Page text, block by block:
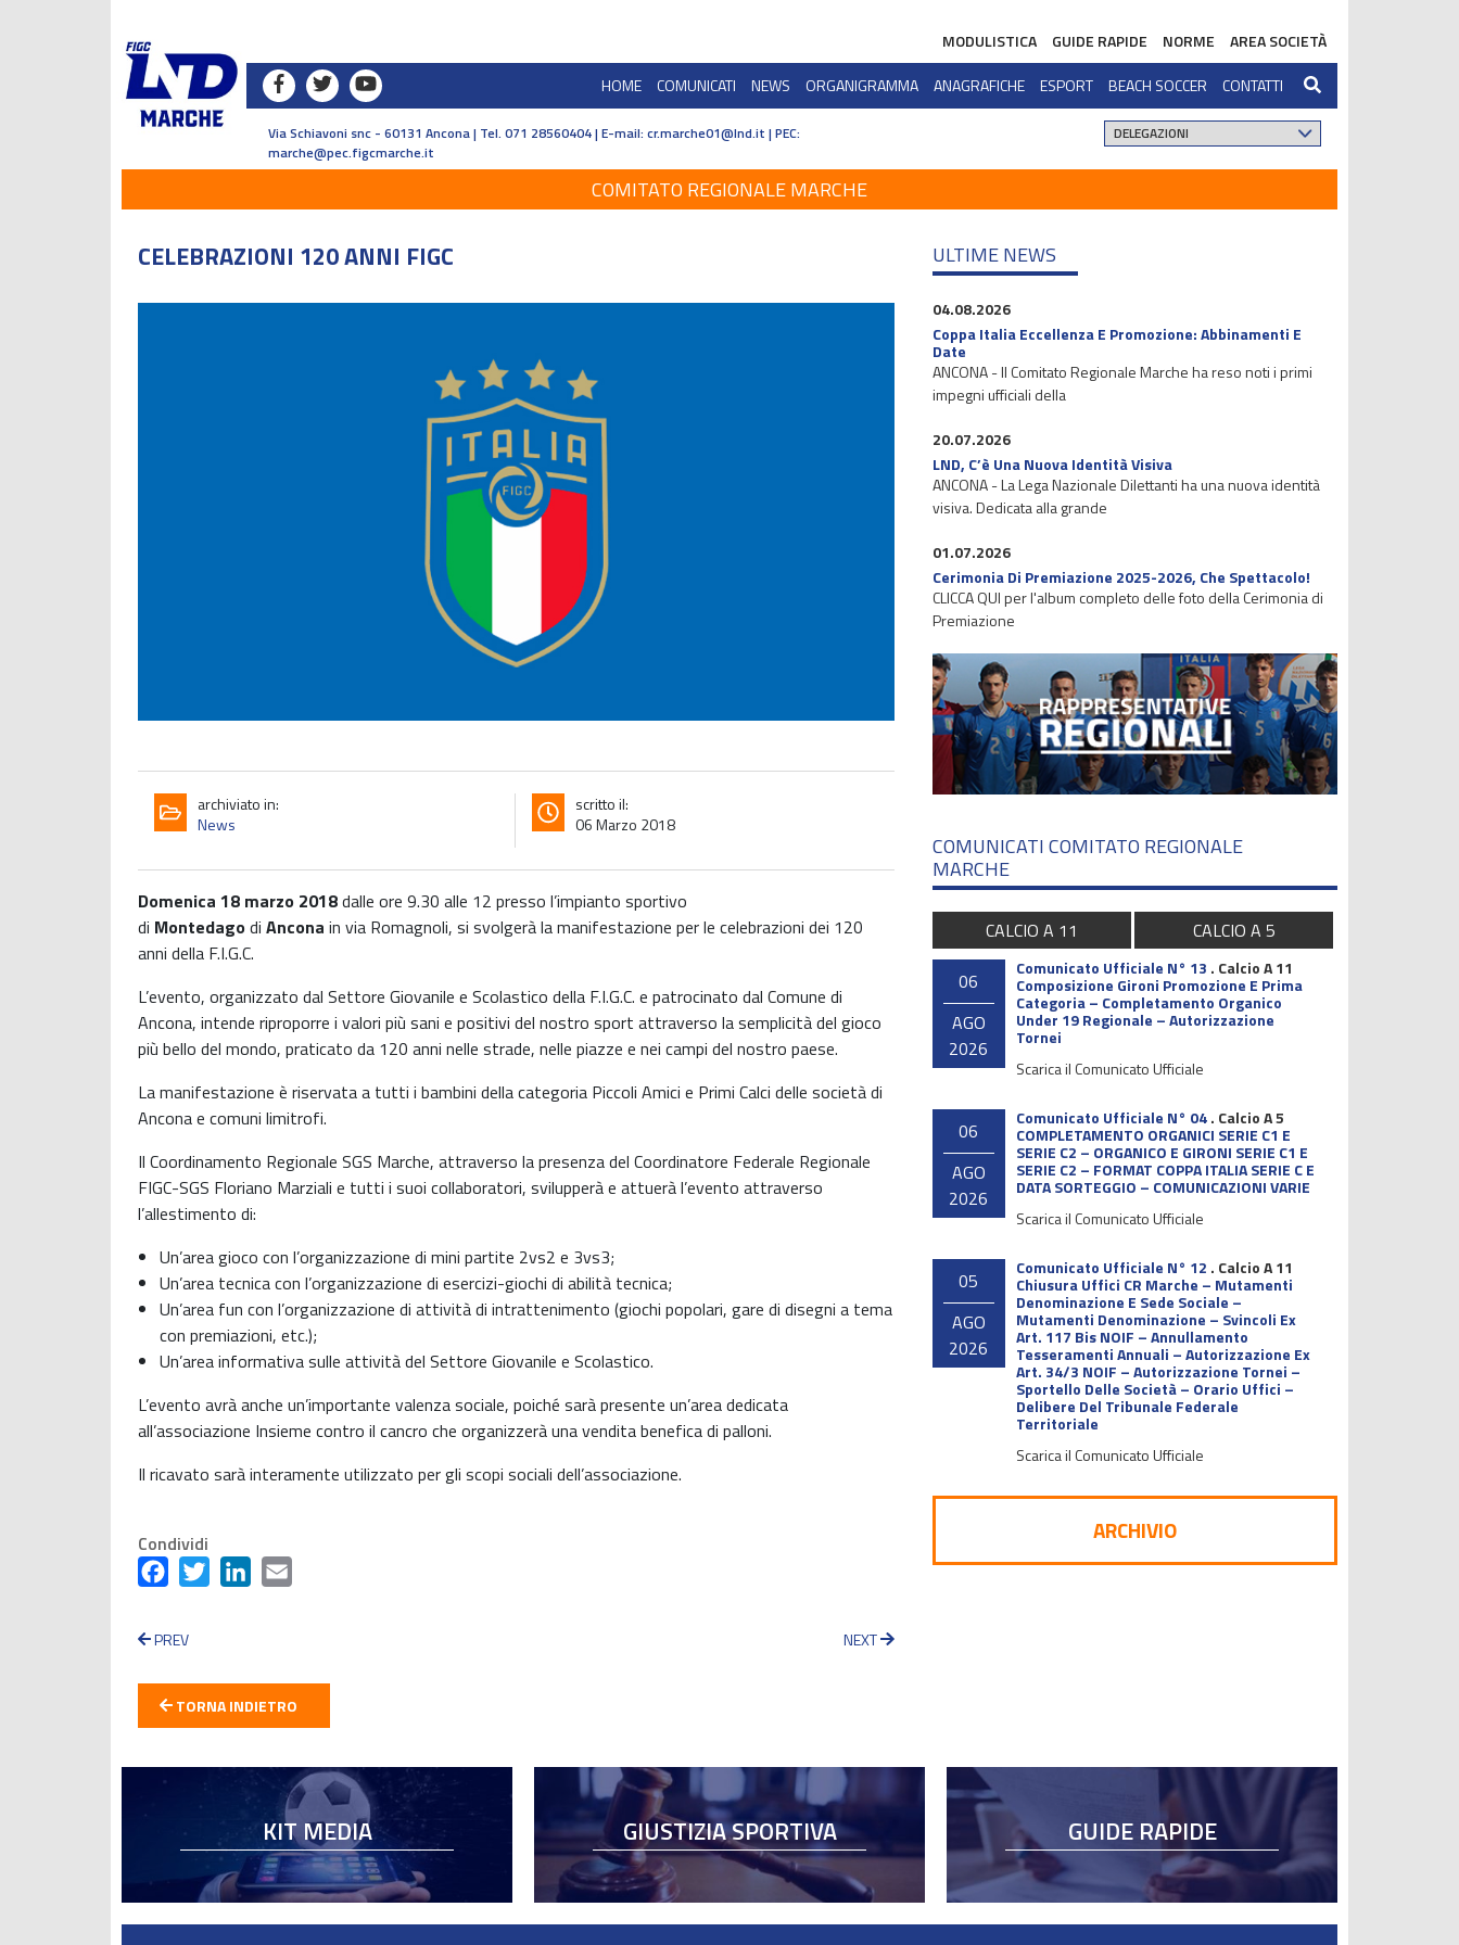
MODULISTICA GUIDE RAPIDE NORME
AREA SOCIETÀ
HOME
COMUNICATI NEWS ORGANIGRAMMA ANAGRAFICHE ESPORT BEACH SOCCER CONTATTI
Via Schiavoni snc - 60131 Ancona | Tel. 071 28560404 | E-mail: cr.marche01@lnd.it | PEC:
marche@pec.figcmarche.it
COMITATO REGIONALE MARCHE
CELEBRAZIONI 120 ANNI FIGC
archiviato in:
News
scritto il:
06 Marzo 2018
Domenica 18 marzo 2018dalle ore 9.30 alle 12 presso l’impianto sportivo
di Montedagodi Ancona in via Romagnoli, si svolgerà la manifestazione per le celebrazioni dei 120
anni della F.I.G.C.
L’evento, organizzato dal Settore Giovanile e Scolastico della F.I.G.C. e patrocinato dal Comune di
Ancona, intende riproporre i valori più sani e positivi del nostro sport attraverso la semplicità del gioco
più bello del mondo, praticato da 120 anni nelle strade, nelle piazze e nei campi del nostro paese.
La manifestazione è riservata a tutti i bambini della categoria Piccoli Amici e Primi Calci delle società di
Ancona e comuni limitrofi.
Il Coordinamento Regionale SGS Marche, attraverso la presenza del Coordinatore Federale Regionale
FIGC-SGS Floriano Marziali e tutti i suoi collaboratori, svilupperà e attuerà l’evento attraverso
l’allestimento di:
Un’area gioco con l’organizzazione di mini partite 2vs2 e 3vs3;
Un’area tecnica con l’organizzazione di esercizi-giochi di abilità tecnica;
Un’area fun con l’organizzazione di attività di intrattenimento (giochi popolari, gare di disegni a tema
con premiazioni, etc.);
Un’area informativa sulle attività del Settore Giovanile e Scolastico.
L’evento avrà anche un’importante valenza sociale, poiché sarà presente un’area dedicata
all’associazione Insieme contro il cancro che organizzerà una vendita benefica di palloni.
Il ricavato sarà interamente utilizzato per gli scopi sociali dell’associazione.
Condividi
FacebookTwitter LinkedIn
PREV NEXT
TORNA INDIETRO
ULTIME NEWS
04.08.2026
Coppa Italia Eccellenza E Promozione: Abbinamenti E
Date
ANCONA - Il Comitato Regionale Marche ha reso noti i primi
impegni ufficiali della
20.07.2026
LND, C’è Una Nuova Identità Visiva
ANCONA - La Lega Nazionale Dilettanti ha una nuova identità
visiva. Dedicata alla grande
01.07.2026
Cerimonia Di Premiazione 2025-2026, Che Spettacolo!
CLICCA QUI per l'album completo delle foto della Cerimonia di
Premiazione
COMUNICATI COMITATO REGIONALE
MARCHE
CALCIO A 11
CALCIO A 5
06
AGO
2026
Comunicato Ufficiale N° 13 . Calcio A 11
Composizione Gironi Promozione E Prima
Categoria – Completamento Organico
Under 19 Regionale – Autorizzazione
Tornei
Scarica il Comunicato Ufficiale
06
AGO
2026
Comunicato Ufficiale N° 04. Calcio A 5
COMPLETAMENTO ORGANICI SERIE C1 E
SERIE C2 – ORGANICO E GIRONI SERIE C1 E
SERIE C2 – FORMAT COPPA ITALIA SERIE C E
DATA SORTEGGIO – COMUNICAZIONI VARIE
Scarica il Comunicato Ufficiale
05
AGO
2026
Comunicato Ufficiale N° 12 . Calcio A 11
Chiusura Uffici CR Marche – Mutamenti
Denominazione E Sede Sociale –
Mutamenti Denominazione – Svincoli Ex
Art. 117 Bis NOIF – Annullamento
Tesseramenti Annuali – Autorizzazione Ex
Art. 34/3 NOIF – Autorizzazione Tornei –
Sportello Delle Società – Orario Uffici –
Delibere Del Tribunale Federale
Territoriale
Scarica il Comunicato Ufficiale
ARCHIVIO
KIT MEDIA GIUSTIZIA SPORTIVA GUIDE RAPIDE